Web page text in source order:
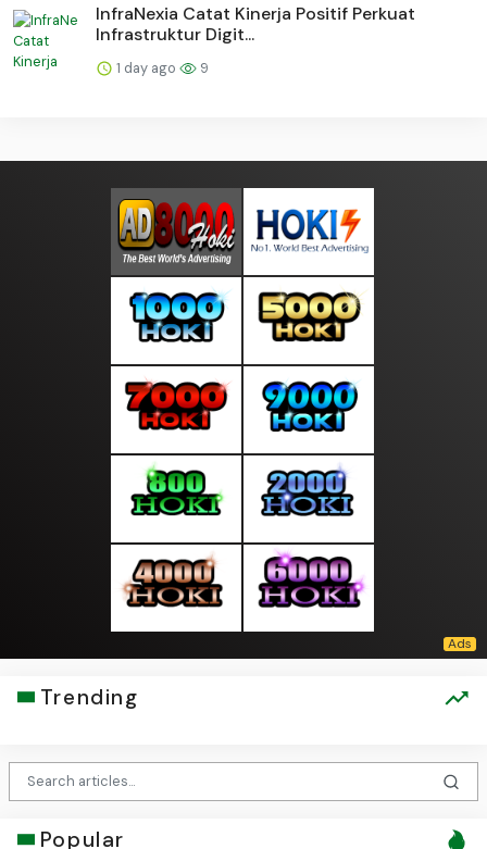
InfraNexia Catat Kinerja Positif Perkuat
Infrastruktur Digit...
1 day ago 9
Trending
Popular